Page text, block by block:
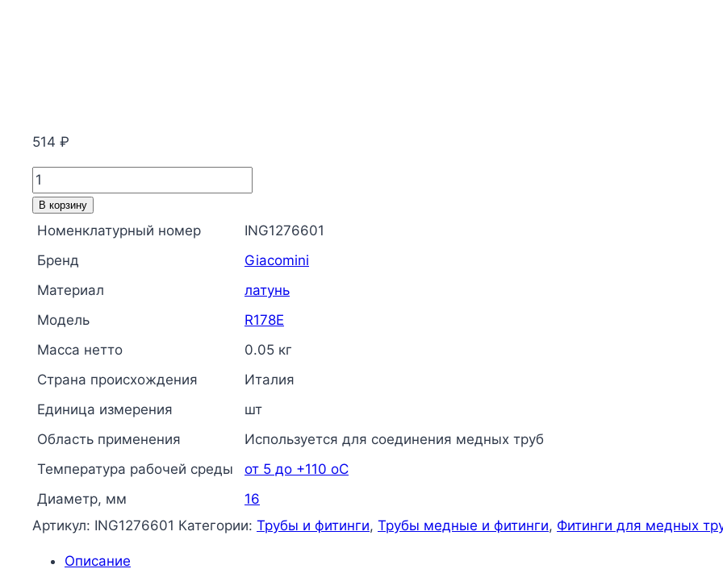
514 ₽
Количество
товара
для
медных
Дн
16х1/2"
обжим/
под
евроконус
R178E
Giacomini
R178EY125
В корзину
Номенклатурный номер
ING1276601
Бренд
Giacomini
Материал
латунь
Модель
R178E
Масса нетто
0.05 кг
Страна происхождения
Италия
Единица измерения
шт
Область применения
Используется для соединения медных труб
Температура рабочей среды
от 5 до +110 oC
Диаметр, мм
16
Артикул: ING1276601 Категории: Трубы и фитинги, Трубы медные и фитинги, Фитинги для медных
Описание